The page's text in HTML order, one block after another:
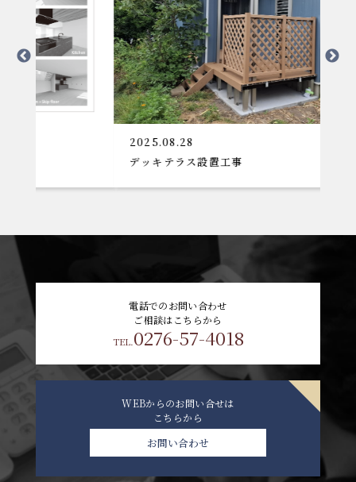
2025.08.28
デッキテラス設置工事
電話でのお問い合わせ
ご相談はこちらから
TEL.0276-57-4018
WEBからのお問い合せは
こちらから
お問い合わせ